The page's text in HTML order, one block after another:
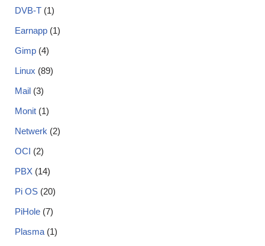
DVB-T (1)
Earnapp (1)
Gimp (4)
Linux (89)
Mail (3)
Monit (1)
Netwerk (2)
OCI (2)
PBX (14)
Pi OS (20)
PiHole (7)
Plasma (1)